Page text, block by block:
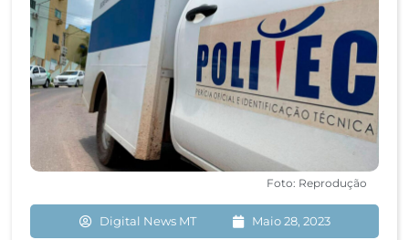
Foto: Reprodução
Digital News MT Maio 28, 2023